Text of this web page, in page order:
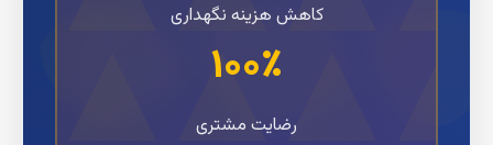
کاهش هزینه نگهداری
۱۰۰٪
رضایت مشتری